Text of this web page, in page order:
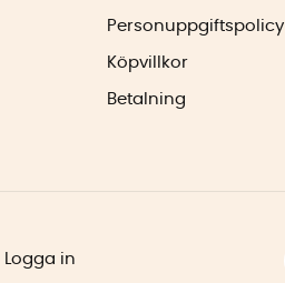
Personuppgiftspolicy
Köpvillkor
Betalning
Logga in